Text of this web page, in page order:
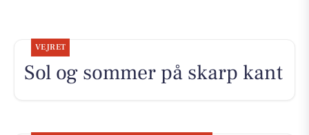
VEJRET
Sol og sommer på skarp kant